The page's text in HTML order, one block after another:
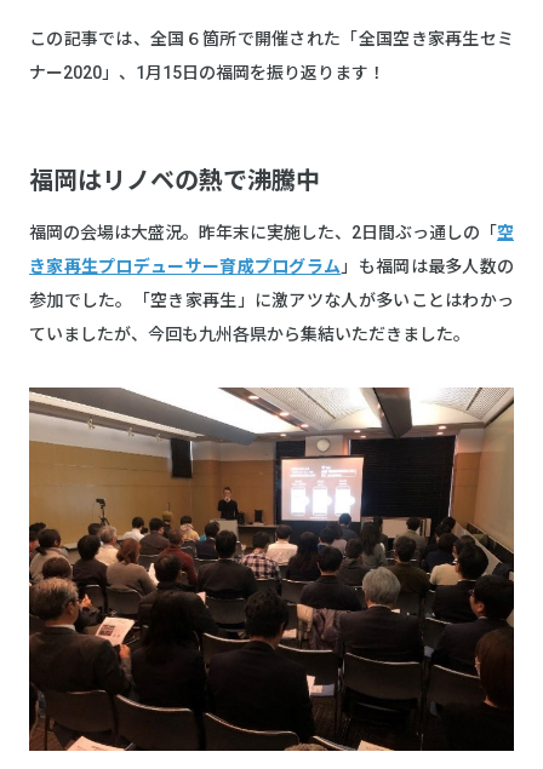
この記事では、全国６箇所で開催された「全国空き家再生セミ
ナー2020」、1月15日の福岡を振り返ります！
福岡はリノベの熱で沸騰中
福岡の会場は大盛況。昨年末に実施した、2日間ぶっ通しの「空
き家再生プロデューサー育成プログラム 」も福岡は最多人数の
参加でした。「空き家再生」に激アツな人が多いことはわかっ
ていましたが、今回も九州各県から集結いただきました。